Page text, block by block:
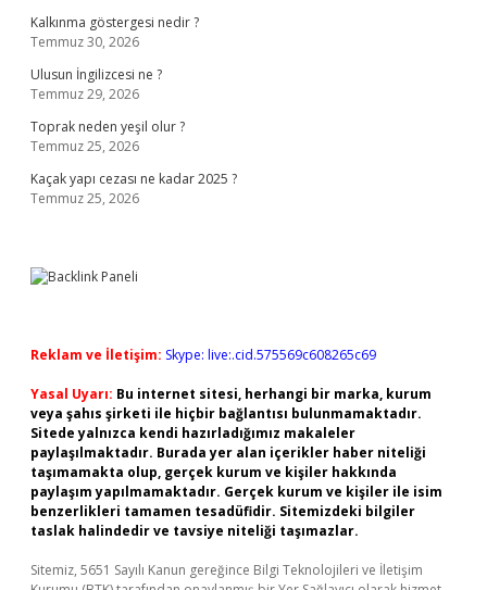
Kalkınma göstergesi nedir ?
Temmuz 30, 2026
Ulusun İngilizcesi ne ?
Temmuz 29, 2026
Toprak neden yeşil olur ?
Temmuz 25, 2026
Kaçak yapı cezası ne kadar 2025 ?
Temmuz 25, 2026
Reklam ve İletişim: Skype: live:.cid.575569c608265c69
Yasal Uyarı: Bu internet sitesi, herhangi bir marka, kurum
veya şahıs şirketi ile hiçbir bağlantısı bulunmamaktadır.
Sitede yalnızca kendi hazırladığımız makaleler
paylaşılmaktadır. Burada yer alan içerikler haber niteliği
taşımamakta olup, gerçek kurum ve kişiler hakkında
paylaşım yapılmamaktadır. Gerçek kurum ve kişiler ile isim
benzerlikleri tamamen tesadüfidir. Sitemizdeki bilgiler
taslak halindedir ve tavsiye niteliği taşımazlar.
Sitemiz, 5651 Sayılı Kanun gereğince Bilgi Teknolojileri ve İletişim